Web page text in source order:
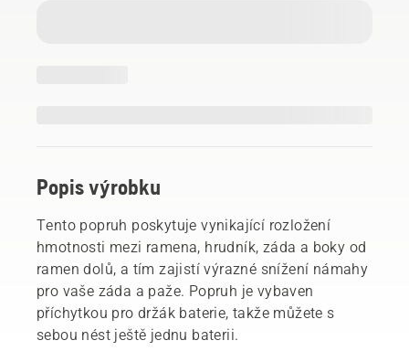
Popis výrobku
Tento popruh poskytuje vynikající rozložení
hmotnosti mezi ramena, hrudník, záda a boky od
ramen dolů, a tím zajistí výrazné snížení námahy
pro vaše záda a paže. Popruh je vybaven
příchytkou pro držák baterie, takže můžete s
sebou nést ještě jednu baterii.